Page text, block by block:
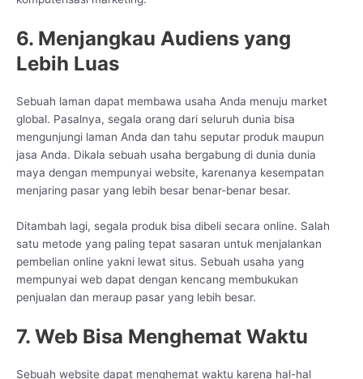
6. Menjangkau Audiens yang
Lebih Luas
Sebuah laman dapat membawa usaha Anda menuju market
global. Pasalnya, segala orang dari seluruh dunia bisa
mengunjungi laman Anda dan tahu seputar produk maupun
jasa Anda. Dikala sebuah usaha bergabung di dunia dunia
maya dengan mempunyai website, karenanya kesempatan
menjaring pasar yang lebih besar benar-benar besar.
Ditambah lagi, segala produk bisa dibeli secara online. Salah
satu metode yang paling tepat sasaran untuk menjalankan
pembelian online yakni lewat situs. Sebuah usaha yang
mempunyai web dapat dengan kencang membukukan
penjualan dan meraup pasar yang lebih besar.
7. Web Bisa Menghemat Waktu
Sebuah website dapat menghemat waktu karena hal-hal